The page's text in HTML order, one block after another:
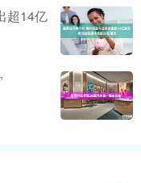
超14亿